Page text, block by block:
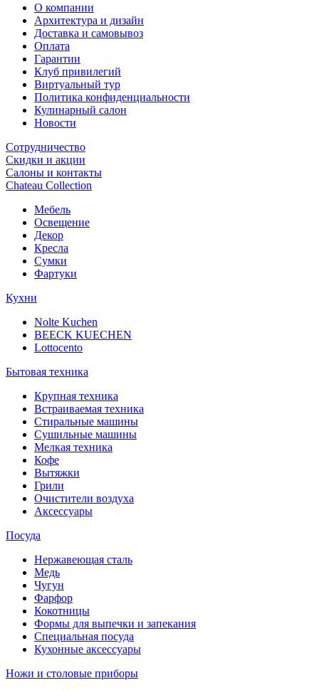
О компании
Архитектура и дизайн
Доставка и самовывоз
Оплата
Гарантии
Клуб привилегий
Виртуальный тур
Политика конфиденциальности
Кулинарный салон
Новости
Сотрудничество
Скидки и акции
Салоны и контакты
Chateau Collection
Мебель
Освещение
Декор
Кресла
Сумки
Фартуки
Кухни
Nolte Kuchen
BEECK KUECHEN
Lottocento
Бытовая техника
Крупная техника
Встраиваемая техника
Стиральные машины
Сушильные машины
Мелкая техника
Кофе
Вытяжки
Грили
Очистители воздуха
Аксессуары
Посуда
Нержавеющая сталь
Медь
Чугун
Фарфор
Кокотницы
Формы для выпечки и запекания
Специальная посуда
Кухонные аксессуары
Ножи и столовые приборы